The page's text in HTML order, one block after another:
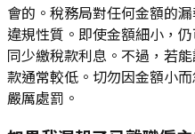
會的。稅務局對任何金額的
違規性質。即使金額細小，
同少繳稅款利息。不過，若
款通常較低。切勿因金額小
嚴厲處罰。